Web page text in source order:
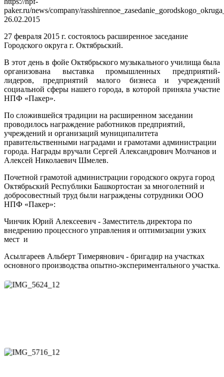
paker.ru/news/company/
26.02.2015
27 февраля 2015 г. состоялось расширенное заседание
Городского округа г. Октябрьский.
В этот день в фойе Октябрьского музыкального училища была
организована выставка промышленных предприятий-
лидеров, предприятий малого бизнеса и учреждений
социальной сферы нашего города, в которой приняла участие
НПФ «Пакер».
По сложившейся традиции на расширенном заседании
проводилось награждение работников предприятий,
учреждений и организаций муниципалитета
правительственными наградами и грамотами администрации
города. Награды вручали Сергей Александрович Молчанов и
Алексей Николаевич Шмелев.
Почетной грамотой администрации городского округа город
Октябрьский Республики Башкортостан за многолетний и
добросовестный труд были награждены сотрудники ООО
НПФ «Пакер»:
Чинчик Юрий Алексеевич - Заместитель директора по
внедрению процессного управления и оптимизации узких
мест и
Асылгареев Альберт Тимерянович - бригадир на участках
основного производства опытно-экспериментального участка.